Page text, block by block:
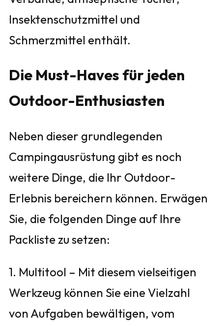
Insektenschutzmittel und
Schmerzmittel enthält.
Die Must-Haves für jeden
Outdoor-Enthusiasten
Neben dieser grundlegenden
Campingausrüstung gibt es noch
weitere Dinge, die Ihr Outdoor-
Erlebnis bereichern können. Erwägen
Sie, die folgenden Dinge auf Ihre
Packliste zu setzen:
1. Multitool – Mit diesem vielseitigen
Werkzeug können Sie eine Vielzahl
von Aufgaben bewältigen, vom